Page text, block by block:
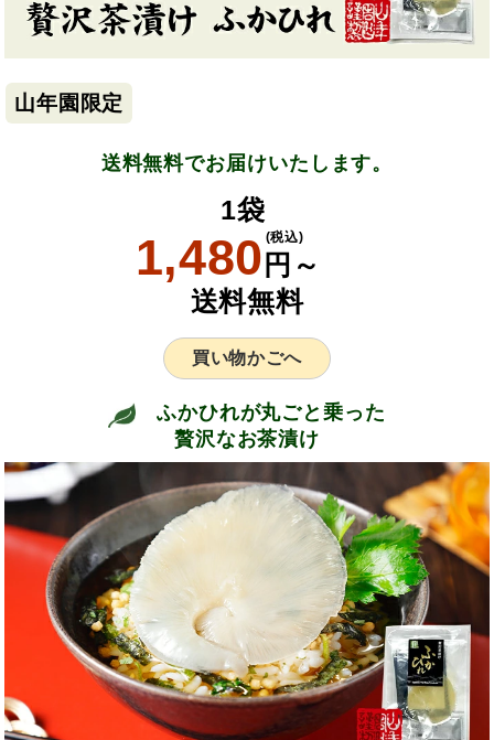
山年園限定
送料無料でお届けいたします。
1袋
1,480 円～
(税込)
送料無料
買い物かごへ
ふかひれが丸ごと乗った
贅沢なお茶漬け